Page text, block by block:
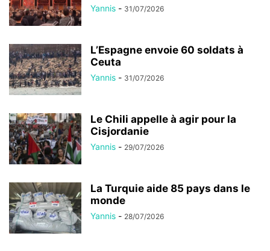
Yannis - 31/07/2026
L’Espagne envoie 60 soldats à
Ceuta
Yannis - 31/07/2026
Le Chili appelle à agir pour la
Cisjordanie
Yannis - 29/07/2026
La Turquie aide 85 pays dans le
monde
Yannis - 28/07/2026